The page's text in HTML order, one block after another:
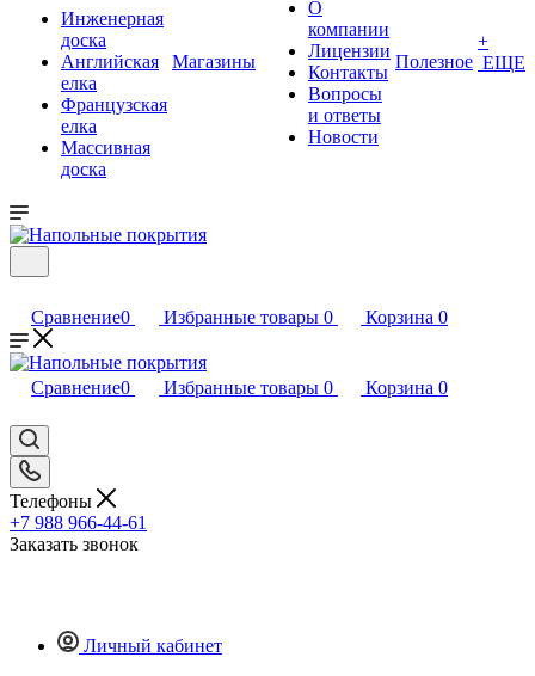
Инженерная
доска
Английская
елка
Французская
елка
Массивная
доска
Магазины
О
компании
Лицензии
Контакты
Вопросы
и ответы
Новости
Полезное
+
ЕЩЕ
Сравнение0 Избранные товары 0 Корзина 0
Сравнение0 Избранные товары 0 Корзина 0
Телефоны
+7 988 966-44-61
Заказать звонок
Личный кабинет